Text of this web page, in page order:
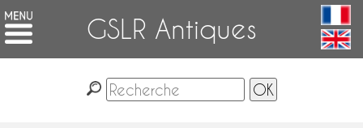
GSLR Antiques